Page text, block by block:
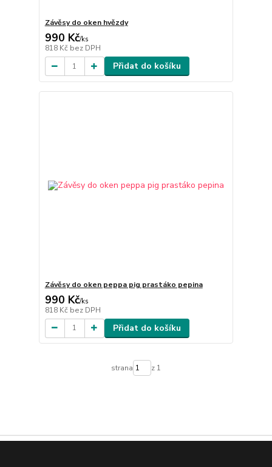
Závěsy do oken hvězdy
990 Kč/ks
818 Kč bez DPH
Přidat do košíku
Závěsy do oken peppa pig prastáko pepina
990 Kč/ks
818 Kč bez DPH
Přidat do košíku
strana z 1